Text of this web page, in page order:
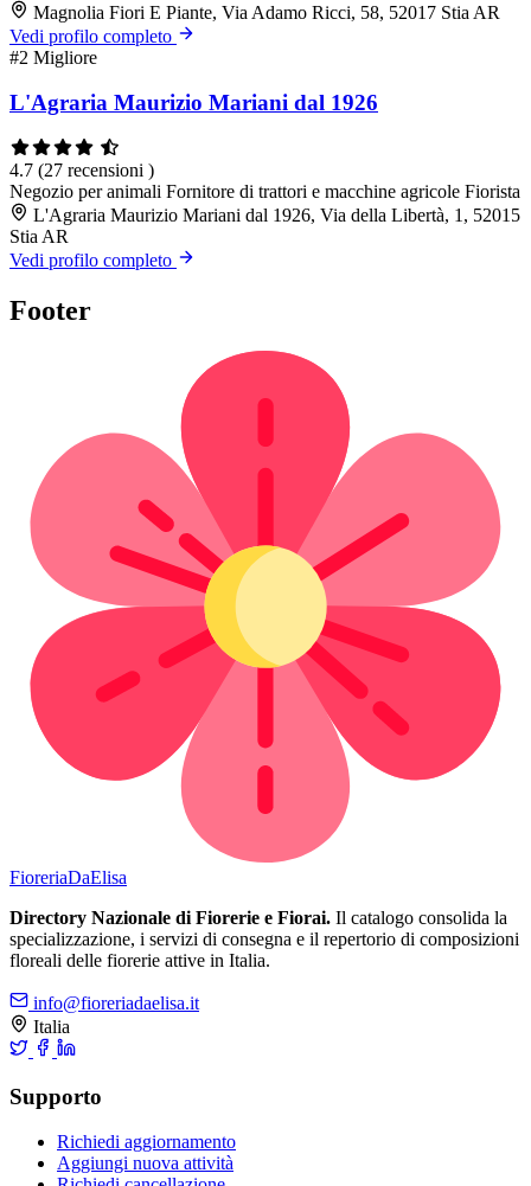
Magnolia Fiori E Piante, Via Adamo Ricci, 58, 52017 Stia AR
Vedi profilo completo
#2 Migliore
L'Agraria Maurizio Mariani dal 1926
4.7 (27 recensioni )
Negozio per animali Fornitore di trattori e macchine agricole Fiorista
L'Agraria Maurizio Mariani dal 1926, Via della Libertà, 1, 52015
Stia AR
Vedi profilo completo
Footer
FioreriaDaElisa
Directory Nazionale di Fiorerie e Fiorai. Il catalogo consolida la
specializzazione, i servizi di consegna e il repertorio di composizioni
floreali delle fiorerie attive in Italia.
info@fioreriadaelisa.it
Italia
Supporto
Richiedi aggiornamento
Aggiungi nuova attività